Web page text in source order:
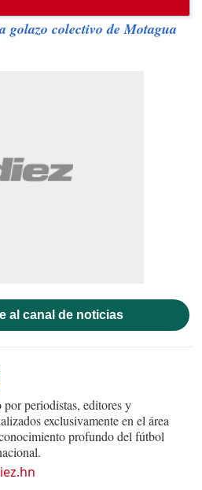
golazo colectivo de Motagua
al canal de noticias
periodistas, editores y
exclusivamente en el área
profundo del fútbol